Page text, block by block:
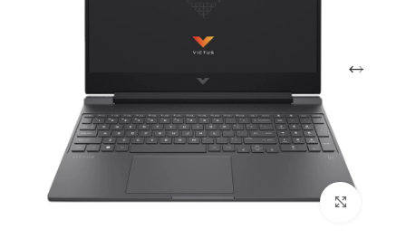
بزرگنمایی تصویر